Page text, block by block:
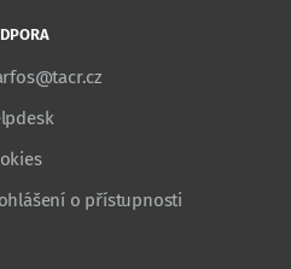
o přístupnosti